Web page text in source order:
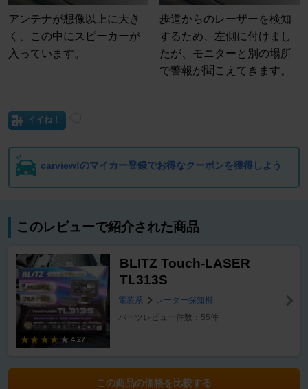
アンテナが想像以上に大き
く、この中にスピーカーが
入っています。
歩道からのレーザーを検知
するため、左側に付けまし
たが、モニターと別の場所
で警報が聞こえてきます。
イイね！
carview!のマイカー登録でお得なクーポンを獲得しよう
このレビューで紹介された商品
4.27
BLITZ Touch-LASER
TL313S
電装系
レーダー探知機
パーツレビュー件数：55件
この商品の価格を比較する